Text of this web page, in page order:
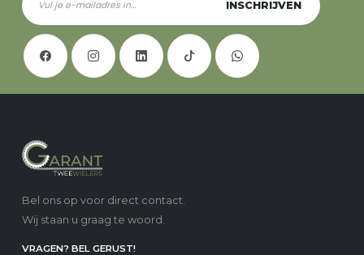
INSCHRIJVEN
Bel ons op voor direct contact.
Wij staan u graag te woord.
VRAGEN? BEL GERUST!